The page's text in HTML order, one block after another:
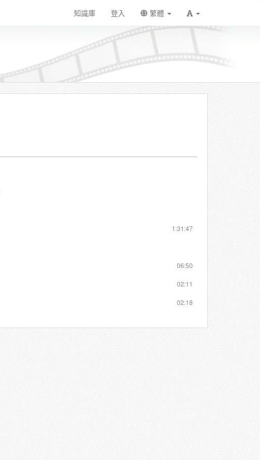
知識庫 登入 繁體
1:31:47
06:50
02:11
02:18